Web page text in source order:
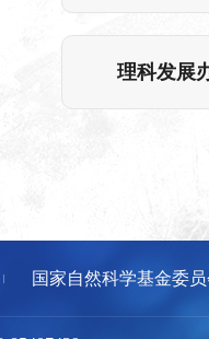
理科发展
国家自然科学基金委